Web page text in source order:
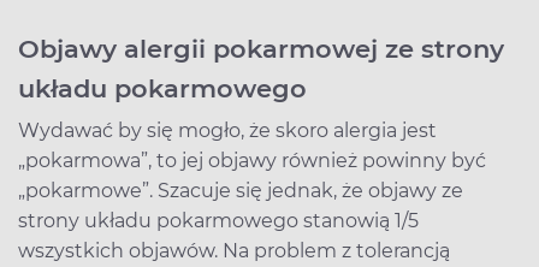
Objawy alergii pokarmowej ze strony
układu pokarmowego
Wydawać by się mogło, że skoro alergia jest
„pokarmowa”, to jej objawy również powinny być
„pokarmowe”. Szacuje się jednak, że objawy ze
strony układu pokarmowego stanowią 1/5
wszystkich objawów. Na problem z tolerancją